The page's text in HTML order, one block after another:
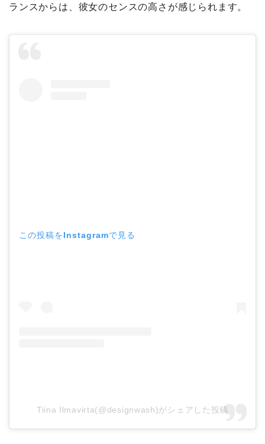
ランスからは、彼女のセンスの高さが感じられます。
この投稿をInstagramで見る
Tiina Ilmavirta(@designwash)がシェアした投稿